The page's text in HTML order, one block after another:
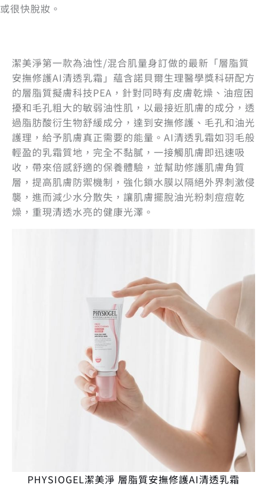
或很快脫妝。
潔美淨第一款為油性/混合肌量身訂做的最新「層脂質
安撫修護AI清透乳霜」蘊含諾貝爾生理醫學獎科研配方
的層脂質擬膚科技PEA，針對同時有皮膚乾燥、油痘困
擾和毛孔粗大的敏弱油性肌，以最接近肌膚的成分，透
過脂肪酸衍生物舒緩成分，達到安撫修護、毛孔和油光
護理，給予肌膚真正需要的能量。AI清透乳霜如羽毛般
輕盈的乳霜質地，完全不黏膩，一接觸肌膚即迅速吸
收，帶來倍感舒適的保養體驗，並幫助修護肌膚角質
層，提高肌膚防禦機制，強化鎖水膜以隔絕外界刺激侵
襲，進而減少水分散失，讓肌膚擺脫油光粉刺痘痘乾
燥，重現清透水亮的健康光澤。
PHYSIOGEL潔美淨 層脂質安撫修護AI清透乳霜